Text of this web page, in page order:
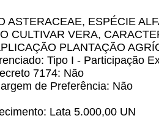
ASTERACEAE, ESPÉCIE
CULTIVAR VERA,
PLANTAÇÃO
Tipo I - Participação
7174: Não
de Preferência: Não
Lata 5.000,00 UN